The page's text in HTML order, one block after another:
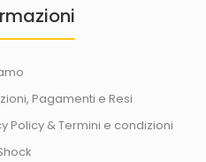
Pagamenti e Resi
Policy & Termini e condizioni